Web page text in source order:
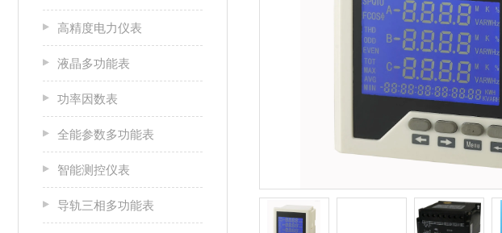
高精度电力仪表
液晶多功能表
功率因数表
全能参数多功能表
智能测控仪表
导轨三相多功能表